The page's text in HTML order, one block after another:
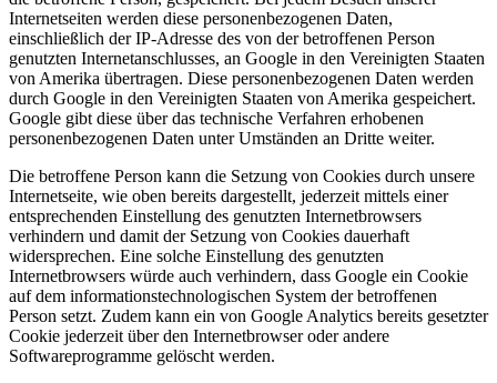
Internetseiten werden diese personenbezogenen Daten,
einschließlich der IP-Adresse des von der betroffenen Person
genutzten Internetanschlusses, an Google in den Vereinigten Staaten
von Amerika übertragen. Diese personenbezogenen Daten werden
durch Google in den Vereinigten Staaten von Amerika gespeichert.
Google gibt diese über das technische Verfahren erhobenen
personenbezogenen Daten unter Umständen an Dritte weiter.
Die betroffene Person kann die Setzung von Cookies durch unsere
Internetseite, wie oben bereits dargestellt, jederzeit mittels einer
entsprechenden Einstellung des genutzten Internetbrowsers
verhindern und damit der Setzung von Cookies dauerhaft
widersprechen. Eine solche Einstellung des genutzten
Internetbrowsers würde auch verhindern, dass Google ein Cookie
auf dem informationstechnologischen System der betroffenen
Person setzt. Zudem kann ein von Google Analytics bereits gesetzter
Cookie jederzeit über den Internetbrowser oder andere
Softwareprogramme gelöscht werden.